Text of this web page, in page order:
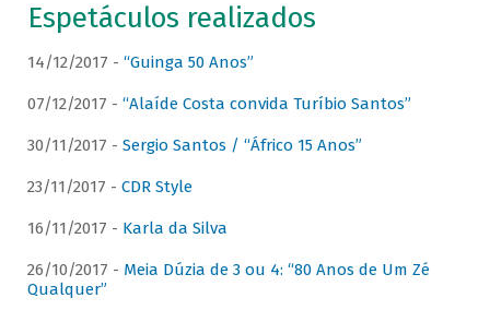
Espetáculos realizados
14/12/2017 - “Guinga 50 Anos”
07/12/2017 - “Alaíde Costa convida Turíbio Santos”
30/11/2017 - Sergio Santos / “Áfrico 15 Anos”
23/11/2017 - CDR Style
16/11/2017 - Karla da Silva
26/10/2017 - Meia Dúzia de 3 ou 4: “80 Anos de Um Zé
Qualquer”